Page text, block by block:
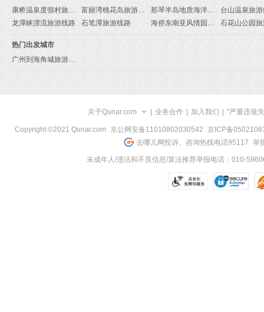
康桥温泉度假村旅游线路
富丽湾桃花岛旅游线路 那琴半岛地质海洋公园旅游线路
台山温泉旅
龙潭峡漂流旅游线路
石笔潭旅游线路 海侨东南亚风情园旅游线路 石花山公园
热门出发城市
广州到海角城旅游报价
关于Qunar.com 业务合作 加入我们 "严重违规
Copyright ©2021 Qunar.com 京公网安备11010802030542
京ICP备
去哪儿网投诉、咨询热线电话95117 举
未成年人/违法和不良信息/算法推荐举报电话：010-